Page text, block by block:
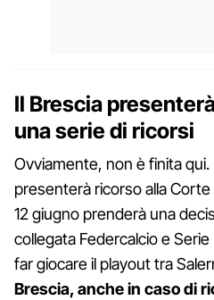
Il Brescia
una serie di ricorsi
Ovviamente, non è finita qui.
presenterà ricorso alla Corte
12 giugno prenderà una
collegata Federcalcio e
far giocare il playout tra
Brescia, anche in caso di